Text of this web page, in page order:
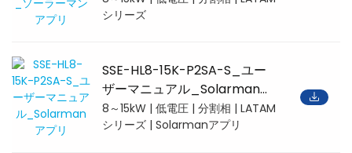
シリーズ
SSE-HL8-15K-P2SA-S_ユー
ザーマニュアル_Solarmanア
プリ
8～15kW | 低電圧 | 分割相 | LATAM
シリーズ | Solarmanアプリ